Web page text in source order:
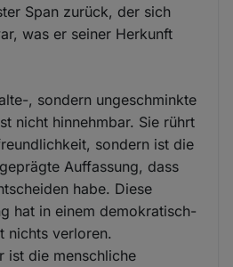
Span zurück, der sich
was er seiner Herkunft
, sondern ungeschminkte
nicht hinnehmbar. Sie rührt
sondern ist die
Auffassung, dass
habe. Diese
hat in einem demokratisch-
nichts verloren.
ist die menschliche